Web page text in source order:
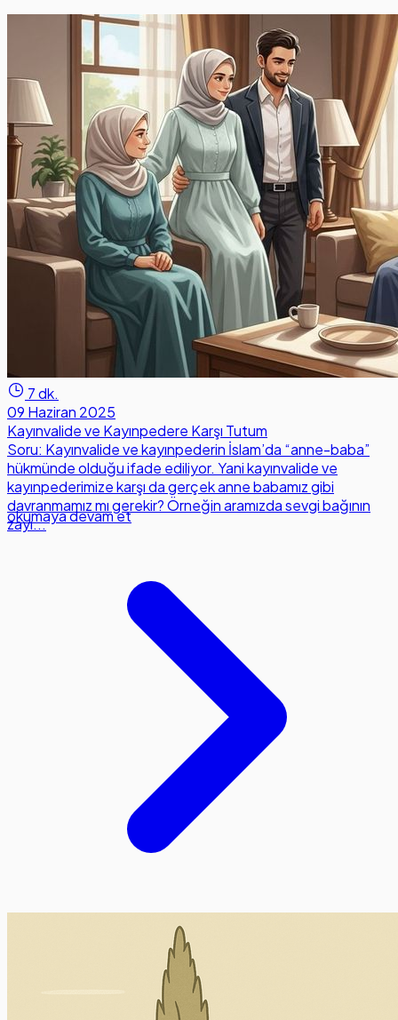
7 dk.
09 Haziran 2025
Kayınvalide ve Kayınpedere Karşı Tutum
Soru: Kayınvalide ve kayınpederin İslam’da “anne-baba”
hükmünde olduğu ifade ediliyor. Yani kayınvalide ve
kayınpederimize karşı da gerçek anne babamız gibi
davranmamız mı gerekir? Örneğin aramızda sevgi bağının
zayı...
okumaya devam et